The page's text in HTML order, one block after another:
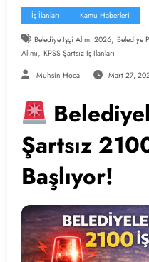
İş İlanları Kamu Haberleri
Belediye Işçi Alımı 2026, Belediye
Alımı, KPSS Şartsız Iş Ilanları
Muhsin Hoca Mart 27,
Şartsız
Başlıyor!